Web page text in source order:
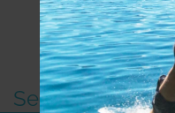
Weitere
See